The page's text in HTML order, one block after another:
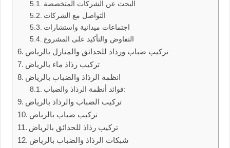
البحث عن الشركات المتخصصة
التواصل مع الشركات
اجتماعات ميدانية واستشارات
التفاوض والتأكيد على المشروع
تركيب ضباب ورذاذ للحدائق والمنازل بالرياض
تركيب رذاذ ماء بالرياض
انظمة الرذاذ والضباب بالرياض
فوائد أنظمة الرذاذ والضباب:
تركيب الضباب والرذاذ بالرياض
تركيب ضباب بالرياض
تركيب رذاذ للحدائق بالرياض
شبكات الرذاذ والضباب بالرياض